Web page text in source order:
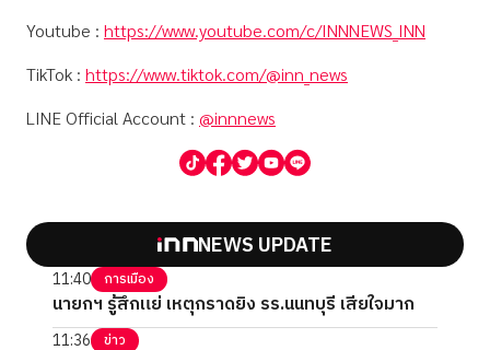
Youtube : https://www.youtube.com/c/INNNEWS_INN
TikTok : https://www.tiktok.com/@inn_news
LINE Official Account : @innnews
NEWS UPDATE
11:40 การเมือง
นายกฯ รู้สึกแย่ เหตุกราดยิง รร.นนทบุรี เสียใจมาก
11:36 ข่าว